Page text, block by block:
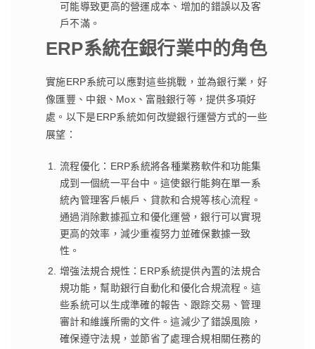
可能導致更高的營運成本、增加的錯誤以及客
戶不滿。
ERP系統在銀行業中的角色
實施ERP系統可以應對這些挑戰，並為銀行業，好
像匯豐、中銀、Mox、富融銀行等，提供多項好
處。以下是ERP系統如何改變銀行運營方式的一些
展望：
流程優化：ERP系統將各種業務軟件和功能集
成到一個統一平台中。這使銀行能夠在單一系
統內管理客戶帳戶、貸款和合規等核心流程。
通過消除數據孤立和優化運營，銀行可以實現
更高的效率，減少重複努力並確保數據一致
性。
增強法規合規性：ERP系統提供內置的法規合
規功能，幫助銀行自動化和優化合規流程。這
些系統可以生成準確的報告、跟踪交易、管理
審計和維護所需的文件。這減少了錯誤風險，
確保遵守法規，並節省了處理合規相關任務的